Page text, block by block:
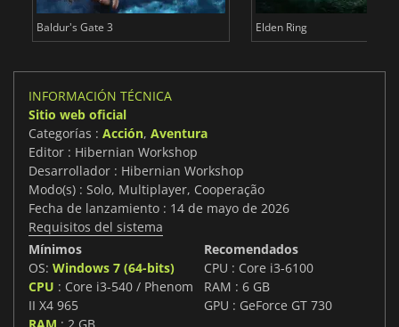
Baldur's Gate 3 Elden Ring
INFORMACIÓN TÉCNICA
Sitio web oficial
Categorías : Acción, Aventura
Editor : Hibernian Workshop
Desarrollador : Hibernian Workshop
Modo(s) : Solo, Multiplayer, Cooperação
Fecha de lanzamiento : 14 de mayo de 2026
Requisitos del sistema
Mínimos
OS: Windows 7 (64-bits)
CPU : Core i3-540 / Phenom
II X4 965
Recomendados
CPU : Core i3-6100
RAM : 6 GB
GPU : GeForce GT 730